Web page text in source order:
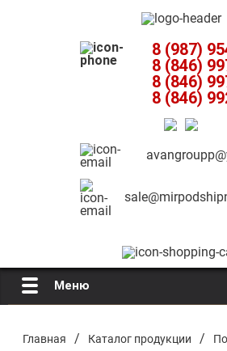
8 (987)
8 (846)
8 (846)
8 (846)
Меню
Главная / Каталог продукции /